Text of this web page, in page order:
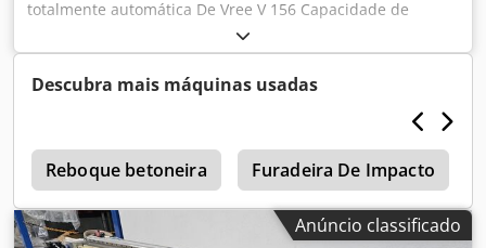
totalmente automática De Vree V 156 Capacidade de
enchimento: 1-20 litros Dispositivo automático de
colocação de tampas Djdpfx Ajztc Sgoi Rskr Dispositivo
automático de selagem de tampas Em excelente estado,
proveniente diretamente da produção!!!
Descubra mais máquinas usadas
Reboque betoneira Furadeira De Impacto
Anúncio classificado